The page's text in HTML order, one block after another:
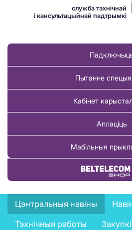
служба тэхнічнай
і кансультацыйнай падтрымкі
Пытанне
Кабінет
Аплаціць
Мабільныя
Купіць тавар
News
menu
Цэнтральныя навіны
Тэхнічныя работы
Закупкі